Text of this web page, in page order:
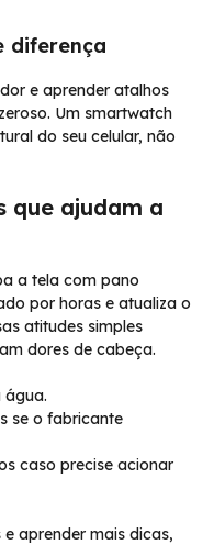
diferença
e aprender atalhos
Um smartwatch
do seu celular, não
que ajudam a
a tela com pano
por horas e atualiza o
atitudes simples
dores de cabeça.
água.
se o fabricante
caso precise acionar
aprender mais dicas,